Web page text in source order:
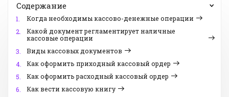
Содержание
1.
Когда необходимы кассово-денежные операции
2.
Какой документ регламентирует наличные
кассовые операции
3.
Виды кассовых документов
4.
Как оформить приходный кассовый ордер
5.
Как оформить расходный кассовый ордер
6.
Как вести кассовую книгу